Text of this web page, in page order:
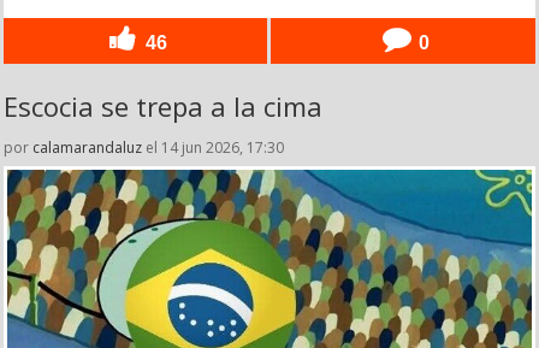
46 0
Escocia se trepa a la cima
por calamarandaluz el 14 jun 2026, 17:30